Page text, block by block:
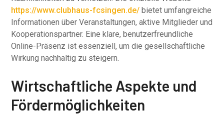
https://www.clubhaus-fcsingen.de/ bietet umfangreiche
Informationen über Veranstaltungen, aktive Mitglieder und
Kooperationspartner. Eine klare, benutzerfreundliche
Online-Präsenz ist essenziell, um die gesellschaftliche
Wirkung nachhaltig zu steigern.
Wirtschaftliche Aspekte und
Fördermöglichkeiten